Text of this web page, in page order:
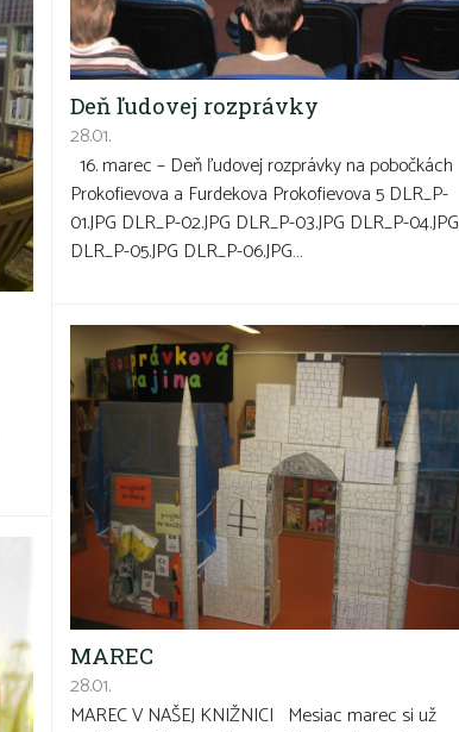
Deň ľudovej rozprávky
28.01.
16. marec – Deň ľudovej rozprávky na pobočkách
Prokofievova a Furdekova Prokofievova 5 DLR_P-
01.JPG DLR_P-02.JPG DLR_P-03.JPG DLR_P-04.JPG
DLR_P-05.JPG DLR_P-06.JPG…
MAREC
28.01.
MAREC V NAŠEJ KNIŽNICI Mesiac marec si už